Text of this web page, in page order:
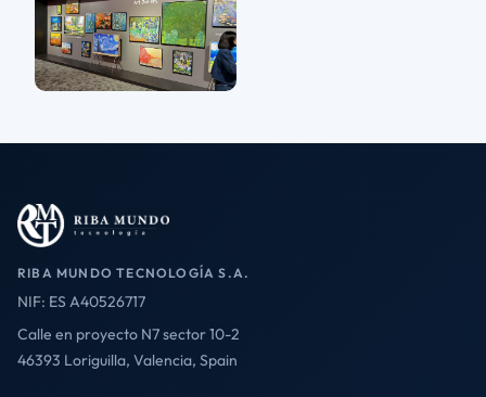
RIBA MUNDO TECNOLOGÍA S.A.
NIF: ES A40526717
Calle en proyecto N7 sector 10-2
46393 Loriguilla, Valencia, Spain